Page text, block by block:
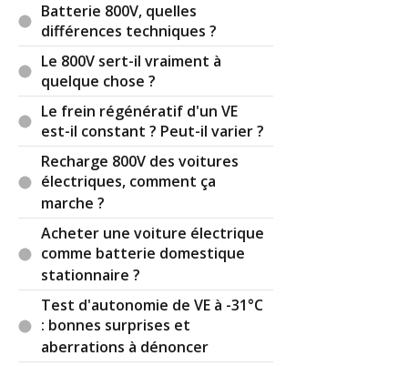
Batterie 800V, quelles
différences techniques ?
Le 800V sert-il vraiment à
quelque chose ?
Le frein régénératif d'un VE
est-il constant ? Peut-il varier ?
Recharge 800V des voitures
électriques, comment ça
marche ?
Acheter une voiture électrique
comme batterie domestique
stationnaire ?
Test d'autonomie de VE à -31°C
: bonnes surprises et
aberrations à dénoncer